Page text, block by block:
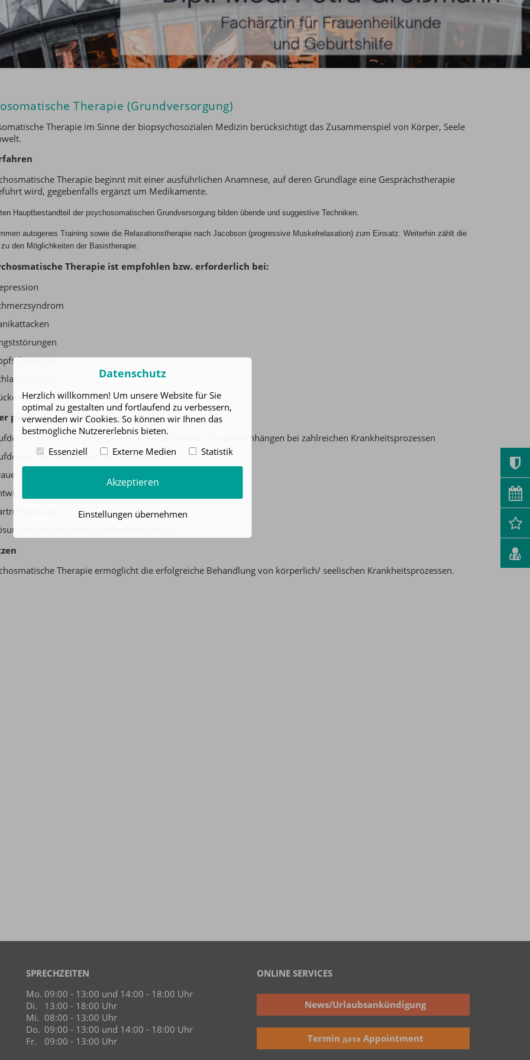
Therapie (Grundversorgung)
Therapie im Sinne der biopsychosozialen Medizin berücksichtigt das Zusammenspiel von Körper, Seele
Therapie beginnt mit einer ausführlichen Anamnese, auf deren Grundlage eine Gesprächstherapie
wird, gegebenfalls ergänzt um Medikamente.
Hauptbestandteil der psychosomatischen Grundversorgung bilden übende und suggestive Techniken.
autogenes Training sowie die Relaxationstherapie nach Jacobson (progressive Muskelrelaxation) zum Einsatz. Weiterhin zählt die
zu den Möglichkeiten der Basistherapie.
Therapie ist empfohlen bzw. erforderlich bei:
psychosomatischen Therapie sind:
und Vermitteln von körperlich/seelischen Zusammenhängen bei zahlreichen Krankheitsprozessen
und Bearbeiten von Konflikten
von Strategien zur Krankheitsbewältigung
von sexuellen Funktionsstörungen
Therapie ermöglicht die erfolgreiche Behandlung von körperlich/ seelischen Krankheitsprozessen.
SPRECHZEITEN
Mo. 09:00 - 13:00 und 14:00 - 18:00 Uhr
Di.
13:00 - 18:00 Uhr
Mi. 08:00 - 13:00 Uhr
Do. 09:00 - 13:00 und 14:00 - 18:00 Uhr
Fr.
09:00 - 13:00 Uhr
ONLINE SERVICES
News/Urlaubsankündigung
Termin дата Appointment
Datenschutz
Herzlich willkommen! Um unsere Website für Sie
optimal zu gestalten und fortlaufend zu verbessern,
verwenden wir Cookies. So können wir Ihnen das
bestmögliche Nutzererlebnis bieten.
Essenziell
Externe Medien Statistik
Akzeptieren
Einstellungen übernehmen